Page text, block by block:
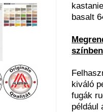
basalt
kiváló
fugák
például